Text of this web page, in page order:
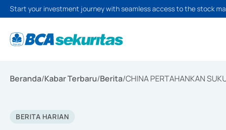
Start your investment journey with seamless access to the stock
Beranda/Kabar Terbaru/Berita/CHINA PERTAHANKAN
BERITA HARIAN